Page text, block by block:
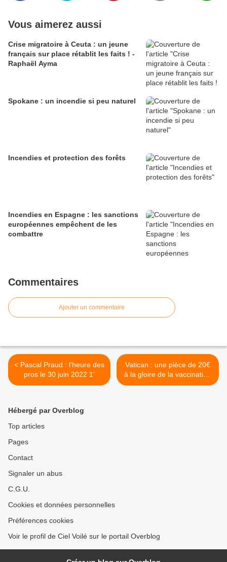
Vous aimerez aussi
Crise migratoire à Ceuta : un jeune
français sur place rétablit les faits ! -
Raphaël Ayma
Spokane : un incendie si peu naturel
Incendies et protection des forêts
Incendies en Espagne : les sanctions
européennes empêchent de les
combattre
Commentaires
Ajouter un commentaire
< Pascal Praud : l'heure des
pros le 30 juin 2022 1'
Vatican : une pièce de 20€
à la gloire de la vaccination
des enfants… >
Hébergé par Overblog
Top articles
Pages
Contact
Signaler un abus
C.G.U.
Cookies et données personnelles
Préférences cookies
Voir le profil de Ciel Voilé sur le portail Overblog